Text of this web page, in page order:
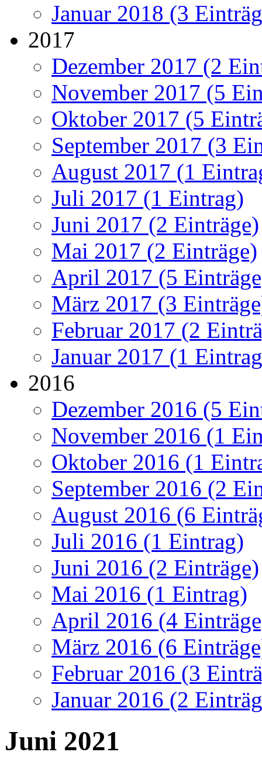
Januar 2018 (3
2017
Dezember 2017 (2
November 2017 (5
Oktober 2017 (5
September 2017 (3
August 2017 (1
Juli 2017 (1 Eintrag)
Juni 2017 (2 Einträge)
Mai 2017 (2 Einträge)
April 2017 (5
März 2017 (3
Februar 2017 (2
Januar 2017 (1
2016
Dezember 2016 (5
November 2016 (1
Oktober 2016 (1
September 2016 (2
August 2016 (6
Juli 2016 (1 Eintrag)
Juni 2016 (2 Einträge)
Mai 2016 (1 Eintrag)
April 2016 (4
März 2016 (6
Februar 2016 (3
Januar 2016 (2
Juni 2021